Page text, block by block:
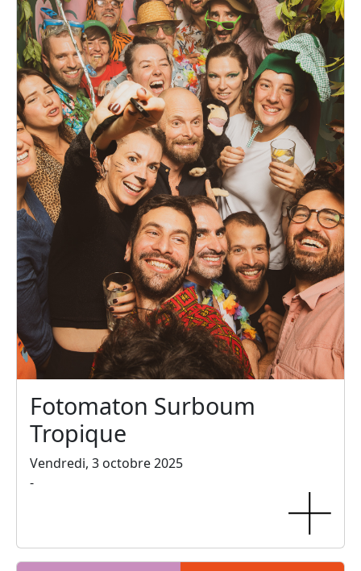
Fotomaton Surboum
Tropique
Vendredi, 3 octobre 2025
-